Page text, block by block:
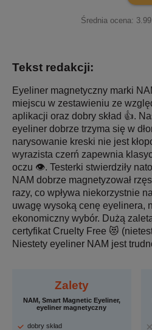
Średnia ocena: 3.99
Tekst redakcji:
Eyeliner magnetyczny marki
miejscu w zestawieniu ze
aplikacji oraz dobry skład 👍.
eyeliner dobrze trzyma się w
narysowanie kreski nie jest
wyrazista czerń zapewnia
oczu 👁. Testerki stwierdziły
NAM dobrze magnetyzował
razy, co wpływa niekorzystnie
uwagę wysoką cenę eyelinera,
ekonomiczny wybór. Dużą
certyfikat Cruelty Free 😻
Niestety eyeliner NAM jest
Zalety
NAM, Smart Magnetic Eyeliner,
eyeliner magnetyczny
dobry skład